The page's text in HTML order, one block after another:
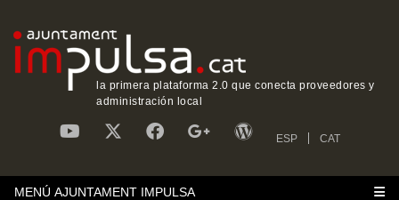
la primera plataforma 2.0 que conecta proveedores y
administración local
ESP CAT
MENÚ AJUNTAMENT IMPULSA